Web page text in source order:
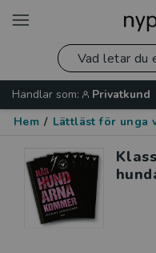
Handlar som:
Privatkund
Hem / Lättläst för unga